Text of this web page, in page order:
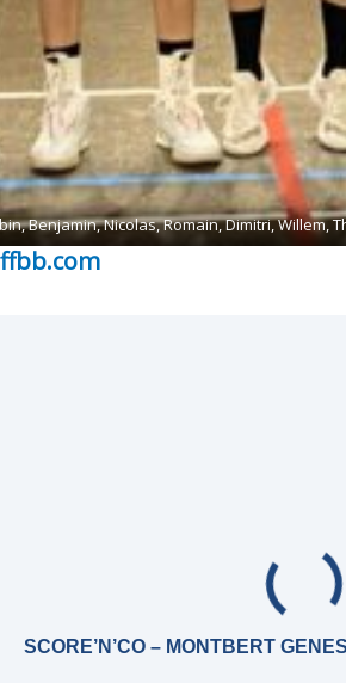
Benjamin, Nicolas, Romain, Dimitri, Willem,
ffbb.com
SCORE’N’CO – MONTBERT